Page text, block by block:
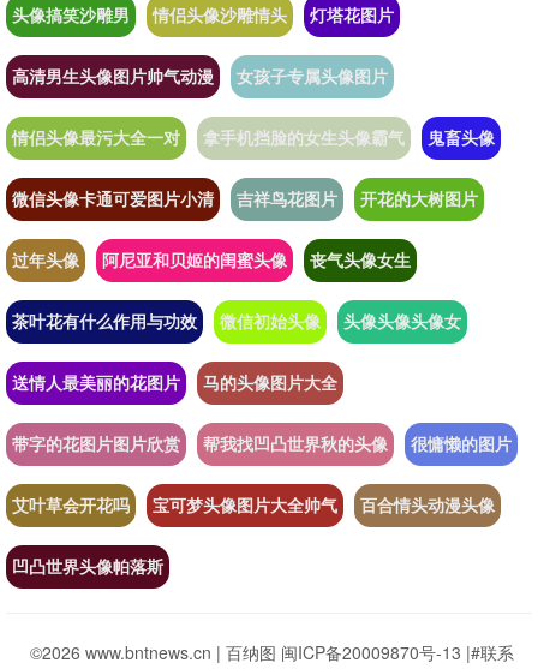
头像搞笑沙雕男 情侣头像沙雕情头 灯塔花图片
高清男生头像图片帅气动漫 女孩子专属头像图片
情侣头像最污大全一对 拿手机挡脸的女生头像霸气 鬼畜头像
微信头像卡通可爱图片小清 吉祥鸟花图片 开花的大树图片
过年头像 阿尼亚和贝姬的闺蜜头像 丧气头像女生
茶叶花有什么作用与功效 微信初始头像 头像头像头像女
送情人最美丽的花图片 马的头像图片大全
带字的花图片图片欣赏 帮我找凹凸世界秋的头像 很慵懒的图片
艾叶草会开花吗 宝可梦头像图片大全帅气 百合情头动漫头像
凹凸世界头像帕落斯
©2026 www.bntnews.cn | 百纳图 闽ICP备20009870号-13 |#联系